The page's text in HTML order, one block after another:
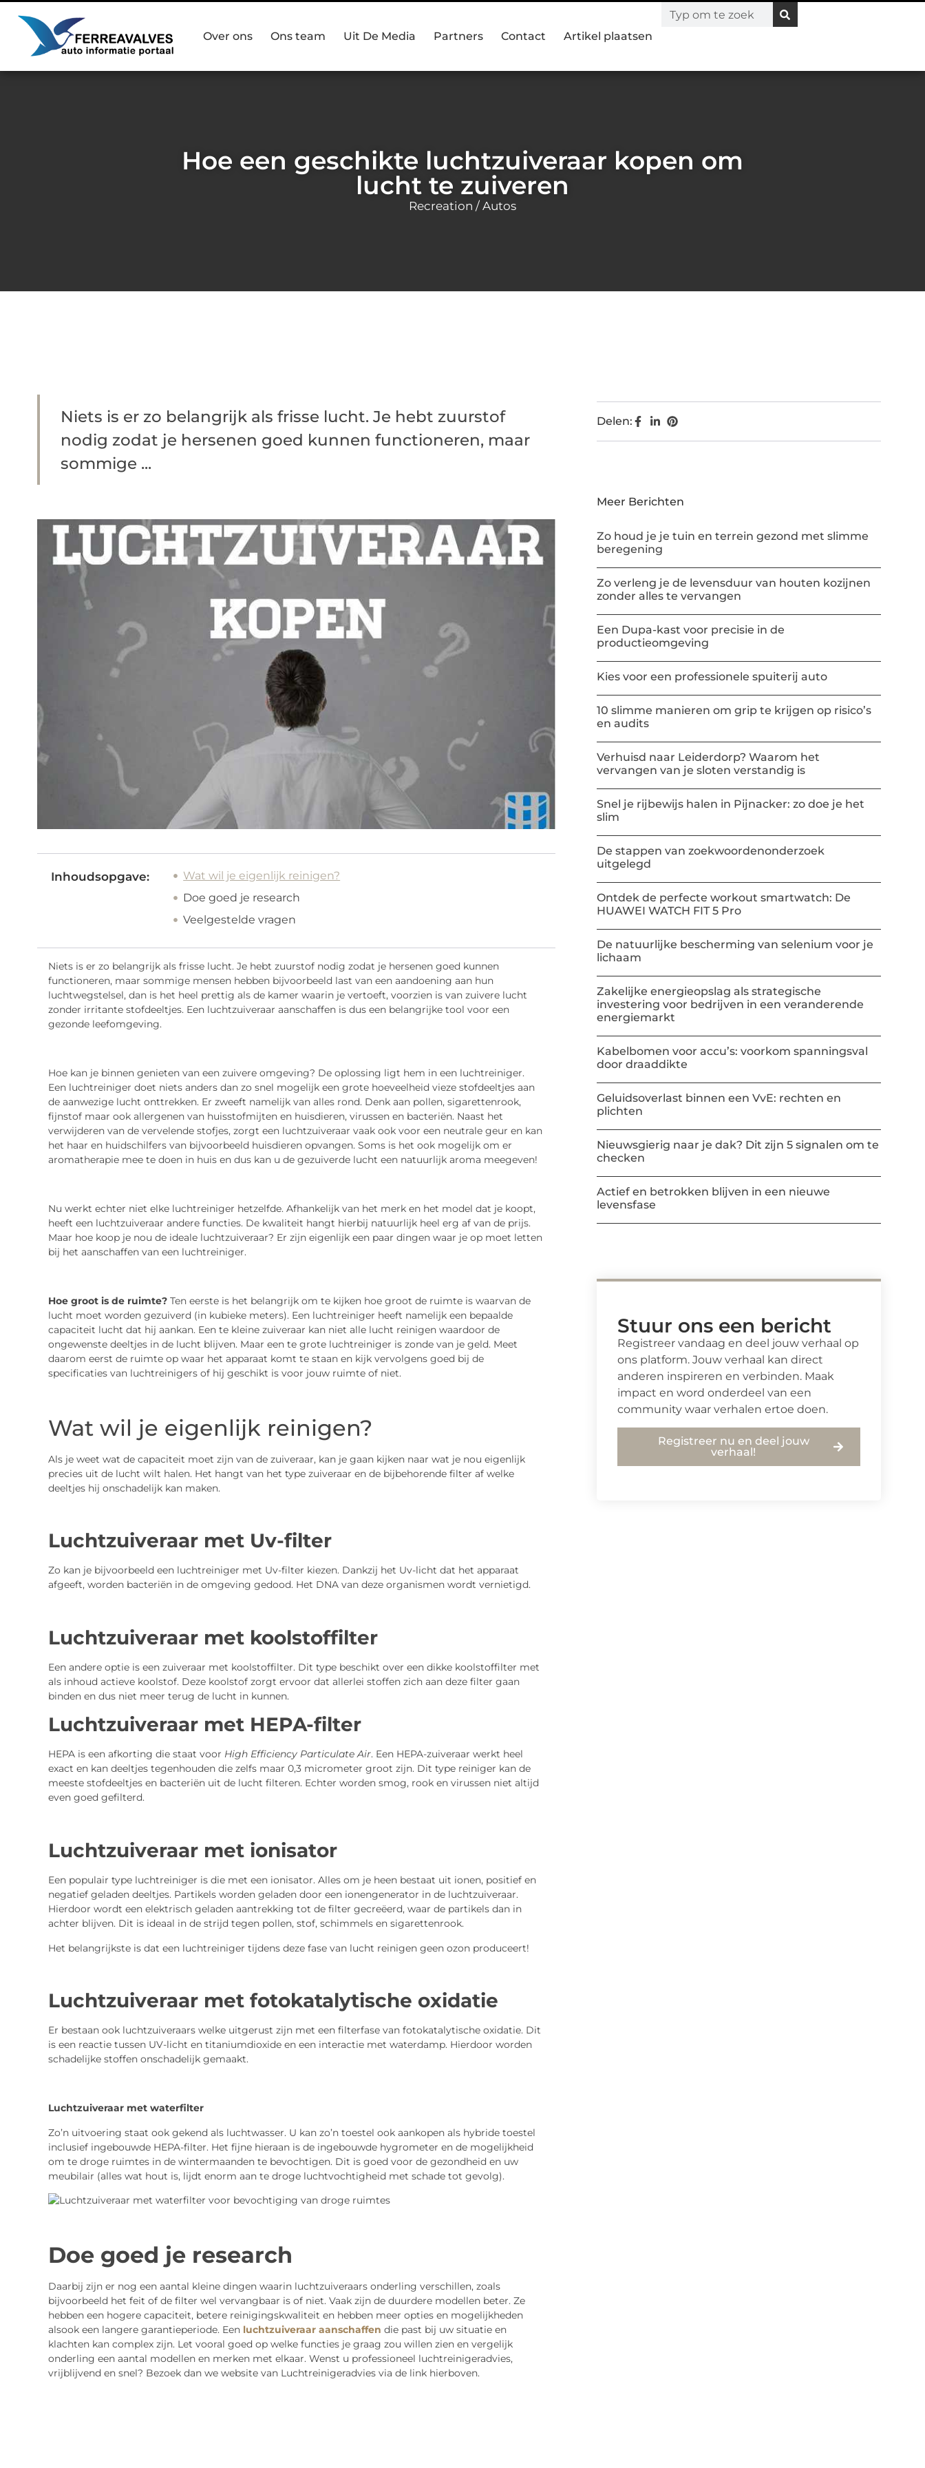
Over ons Ons team Uit De Media Partners Contact Artikel plaatsen
Hoe een geschikte luchtzuiveraar kopen om
lucht te zuiveren
Recreation / Autos
Niets is er zo belangrijk als frisse lucht. Je hebt zuurstof
nodig zodat je hersenen goed kunnen functioneren, maar
sommige ...
Inhoudsopgave:
Wat wil je eigenlijk reinigen?
Doe goed je research
Veelgestelde vragen
Niets is er zo belangrijk als frisse lucht. Je hebt zuurstof nodig zodat je hersenen goed kunnen
functioneren, maar sommige mensen hebben bijvoorbeeld last van een aandoening aan hun
luchtwegstelsel, dan is het heel prettig als de kamer waarin je vertoeft, voorzien is van zuivere lucht
zonder irritante stofdeeltjes. Een luchtzuiveraar aanschaffen is dus een belangrijke tool voor een
gezonde leefomgeving.
Hoe kan je binnen genieten van een zuivere omgeving? De oplossing ligt hem in een luchtreiniger.
Een luchtreiniger doet niets anders dan zo snel mogelijk een grote hoeveelheid vieze stofdeeltjes aan
de aanwezige lucht onttrekken. Er zweeft namelijk van alles rond. Denk aan pollen, sigarettenrook,
fijnstof maar ook allergenen van huisstofmijten en huisdieren, virussen en bacteriën. Naast het
verwijderen van de vervelende stofjes, zorgt een luchtzuiveraar vaak ook voor een neutrale geur en kan
het haar en huidschilfers van bijvoorbeeld huisdieren opvangen. Soms is het ook mogelijk om er
aromatherapie mee te doen in huis en dus kan u de gezuiverde lucht een natuurlijk aroma meegeven!
Nu werkt echter niet elke luchtreiniger hetzelfde. Afhankelijk van het merk en het model dat je koopt,
heeft een luchtzuiveraar andere functies. De kwaliteit hangt hierbij natuurlijk heel erg af van de prijs.
Maar hoe koop je nou de ideale luchtzuiveraar? Er zijn eigenlijk een paar dingen waar je op moet letten
bij het aanschaffen van een luchtreiniger.
Hoe groot is de ruimte?Ten eerste is het belangrijk om te kijken hoe groot de ruimte is waarvan de
lucht moet worden gezuiverd (in kubieke meters). Een luchtreiniger heeft namelijk een bepaalde
capaciteit lucht dat hij aankan. Een te kleine zuiveraar kan niet alle lucht reinigen waardoor de
ongewenste deeltjes in de lucht blijven. Maar een te grote luchtreiniger is zonde van je geld. Meet
daarom eerst de ruimte op waar het apparaat komt te staan en kijk vervolgens goed bij de
specificaties van luchtreinigers of hij geschikt is voor jouw ruimte of niet.
Wat wil je eigenlijk reinigen?
Als je weet wat de capaciteit moet zijn van de zuiveraar, kan je gaan kijken naar wat je nou eigenlijk
precies uit de lucht wilt halen. Het hangt van het type zuiveraar en de bijbehorende filter af welke
deeltjes hij onschadelijk kan maken.
Luchtzuiveraar met Uv-filter
Zo kan je bijvoorbeeld een luchtreiniger met Uv-filter kiezen. Dankzij het Uv-licht dat het apparaat
afgeeft, worden bacteriën in de omgeving gedood. Het DNA van deze organismen wordt vernietigd.
Luchtzuiveraar met koolstoffilter
Een andere optie is een zuiveraar met koolstoffilter. Dit type beschikt over een dikke koolstoffilter met
als inhoud actieve koolstof. Deze koolstof zorgt ervoor dat allerlei stoffen zich aan deze filter gaan
binden en dus niet meer terug de lucht in kunnen.
Luchtzuiveraar met HEPA-filter
HEPA is een afkorting die staat voor High Efficiency Particulate Air. Een HEPA-zuiveraar werkt heel
exact en kan deeltjes tegenhouden die zelfs maar 0,3 micrometer groot zijn. Dit type reiniger kan de
meeste stofdeeltjes en bacteriën uit de lucht filteren. Echter worden smog, rook en virussen niet altijd
even goed gefilterd.
Luchtzuiveraar met ionisator
Een populair type luchtreiniger is die met een ionisator. Alles om je heen bestaat uit ionen, positief en
negatief geladen deeltjes. Partikels worden geladen door een ionengenerator in de luchtzuiveraar.
Hierdoor wordt een elektrisch geladen aantrekking tot de filter gecreëerd, waar de partikels dan in
achter blijven. Dit is ideaal in de strijd tegen pollen, stof, schimmels en sigarettenrook.
Het belangrijkste is dat een luchtreiniger tijdens deze fase van lucht reinigen geen ozon produceert!
Luchtzuiveraar met fotokatalytische oxidatie
Er bestaan ook luchtzuiveraars welke uitgerust zijn met een filterfase van fotokatalytische oxidatie. Dit
is een reactie tussen UV-licht en titaniumdioxide en een interactie met waterdamp. Hierdoor worden
schadelijke stoffen onschadelijk gemaakt.
Luchtzuiveraar met waterfilter
Zo’n uitvoering staat ook gekend als luchtwasser. U kan zo’n toestel ook aankopen als hybride toestel
inclusief ingebouwde HEPA-filter. Het fijne hieraan is de ingebouwde hygrometer en de mogelijkheid
om te droge ruimtes in de wintermaanden te bevochtigen. Dit is goed voor de gezondheid en uw
meubilair (alles wat hout is, lijdt enorm aan te droge luchtvochtigheid met schade tot gevolg).
Doe goed je research
Daarbij zijn er nog een aantal kleine dingen waarin luchtzuiveraars onderling verschillen, zoals
bijvoorbeeld het feit of de filter wel vervangbaar is of niet. Vaak zijn de duurdere modellen beter. Ze
hebben een hogere capaciteit, betere reinigingskwaliteit en hebben meer opties en mogelijkheden
alsook een langere garantieperiode. Een luchtzuiveraar aanschaffen die past bij uw situatie en
klachten kan complex zijn. Let vooral goed op welke functies je graag zou willen zien en vergelijk
onderling een aantal modellen en merken met elkaar. Wenst u professioneel luchtreinigeradvies,
vrijblijvend en snel? Bezoek dan we website van Luchtreinigeradvies via de link hierboven.
Delen:
Meer Berichten
Zo houd je je tuin en terrein gezond met slimme
beregening
Zo verleng je de levensduur van houten kozijnen
zonder alles te vervangen
Een Dupa-kast voor precisie in de
productieomgeving
Kies voor een professionele spuiterij auto
10 slimme manieren om grip te krijgen op risico’s
en audits
Verhuisd naar Leiderdorp? Waarom het
vervangen van je sloten verstandig is
Snel je rijbewijs halen in Pijnacker: zo doe je het
slim
De stappen van zoekwoordenonderzoek
uitgelegd
Ontdek de perfecte workout smartwatch: De
HUAWEI WATCH FIT 5 Pro
De natuurlijke bescherming van selenium voor je
lichaam
Zakelijke energieopslag als strategische
investering voor bedrijven in een veranderende
energiemarkt
Kabelbomen voor accu’s: voorkom spanningsval
door draaddikte
Geluidsoverlast binnen een VvE: rechten en
plichten
Nieuwsgierig naar je dak? Dit zijn 5 signalen om te
checken
Actief en betrokken blijven in een nieuwe
levensfase
Stuur ons een bericht
Registreer vandaag en deel jouw verhaal op
ons platform. Jouw verhaal kan direct
anderen inspireren en verbinden. Maak
impact en word onderdeel van een
community waar verhalen ertoe doen.
Registreer nu en deel jouw
verhaal!